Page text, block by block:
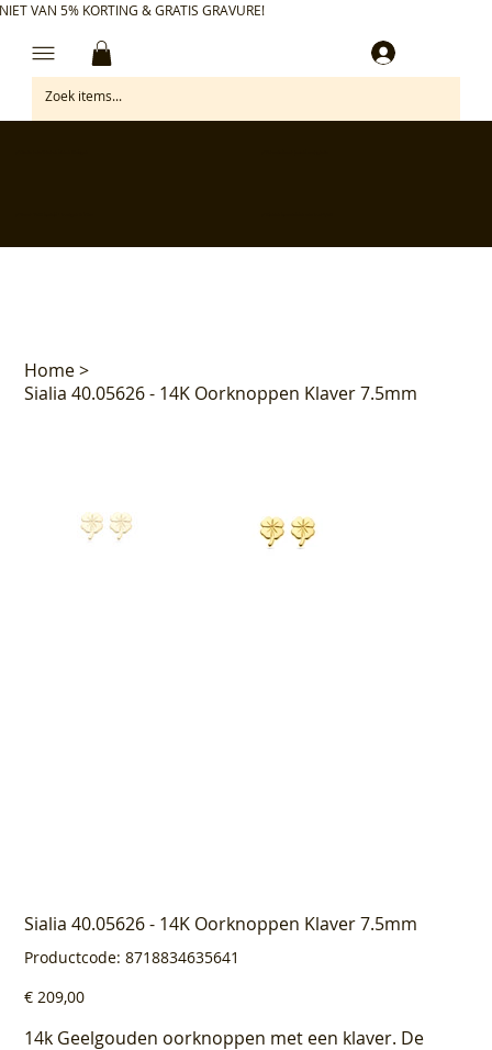
VAN 5% KORTING & GRATIS GRAVURE!
Home>
Sialia 40.05626 - 14K Oorknoppen Klaver 7.5mm
Sialia 40.05626 - 14K Oorknoppen Klaver 7.5mm
Productcode: Productcode
8718834635641
8718834635641
Prijs
€ 209,00
14k Geelgouden oorknoppen met een klaver. De